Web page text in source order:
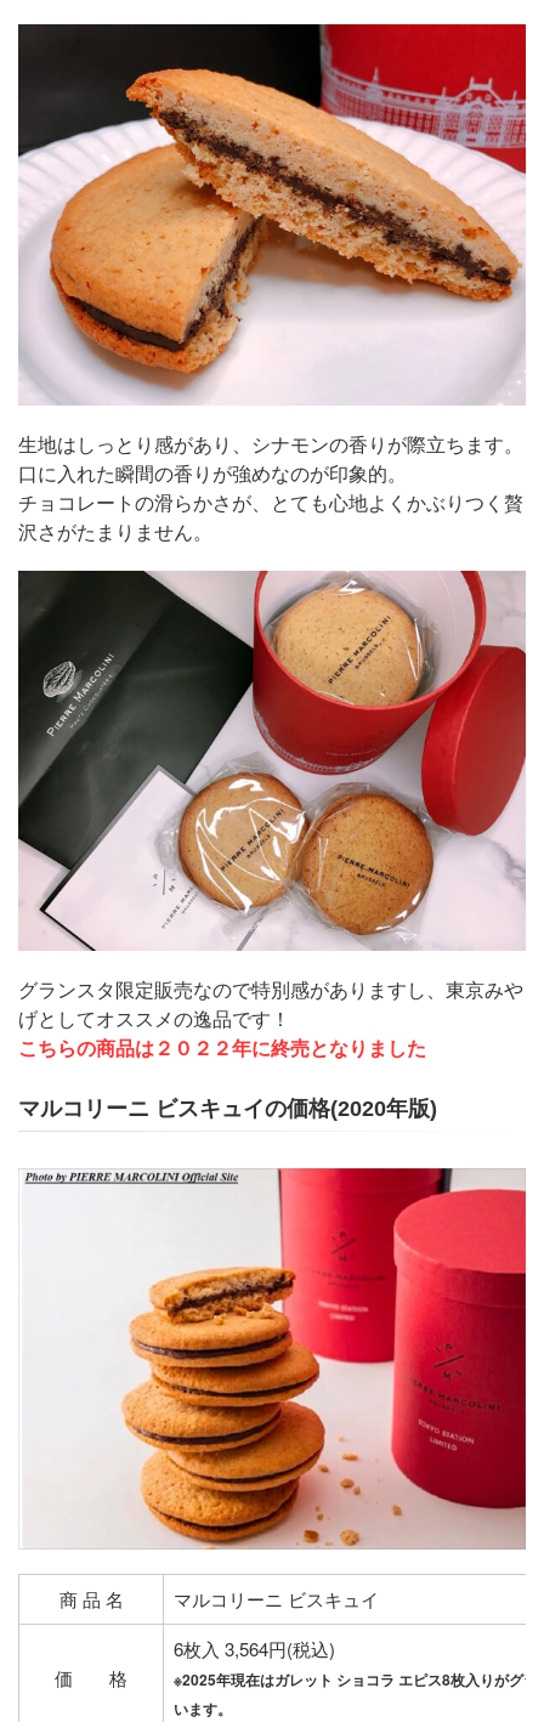
生地はしっとり感があり、シナモンの香りが際立ちます。
口に入れた瞬間の香りが強めなのが印象的。
チョコレートの滑らかさが、とても心地よくかぶりつく贅
沢さがたまりません。
グランスタ限定販売なので特別感がありますし、東京みや
げとしてオススメの逸品です！
こちらの商品は２０２２年に終売となりました
マルコリーニ ビスキュイの価格(2020年版)
商 品 名 マルコリーニ ビスキュイ
価 格
6枚入 3,564円(税込)
※2025年現在はガレット ショコラ エピス8枚入りがグ
います。